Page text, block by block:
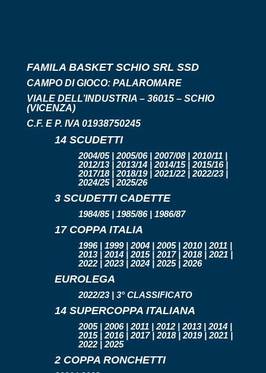
FAMILA BASKET SCHIO SRL SSD
CAMPO DI GIOCO: PALAROMARE
VIALE DELL’INDUSTRIA – 36015 – SCHIO
(VICENZA)
C.F. E P. IVA 01938750245
14 SCUDETTI
2004/05 | 2005/06 | 2007/08 | 2010/11 |
2012/13 | 2013/14 | 2014/15 | 2015/16 |
2017/18 | 2018/19 | 2021/22 | 2022/23 |
2024/25 | 2025/26
3 SCUDETTI CADETTE
1984/85 | 1985/86 | 1986/87
17 COPPA ITALIA
1996 | 1999 | 2004 | 2005 | 2010 | 2011 |
2013 | 2014 | 2015 | 2017 | 2018 | 2021 |
2022 | 2023 | 2024 | 2025 | 2026
EUROLEGA
2022/23 | 3° CLASSIFICATO
14 SUPERCOPPA ITALIANA
2005 | 2006 | 2011 | 2012 | 2013 | 2014 |
2015 | 2016 | 2017 | 2018 | 2019 | 2021 |
2022 | 2025
2 COPPA RONCHETTI